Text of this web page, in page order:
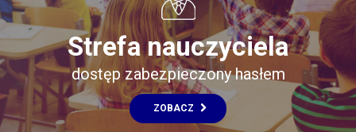
Strefa nauczyciela
dostęp zabezpieczony hasłem
ZOBACZ